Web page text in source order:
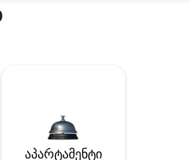
აპარტამენტი